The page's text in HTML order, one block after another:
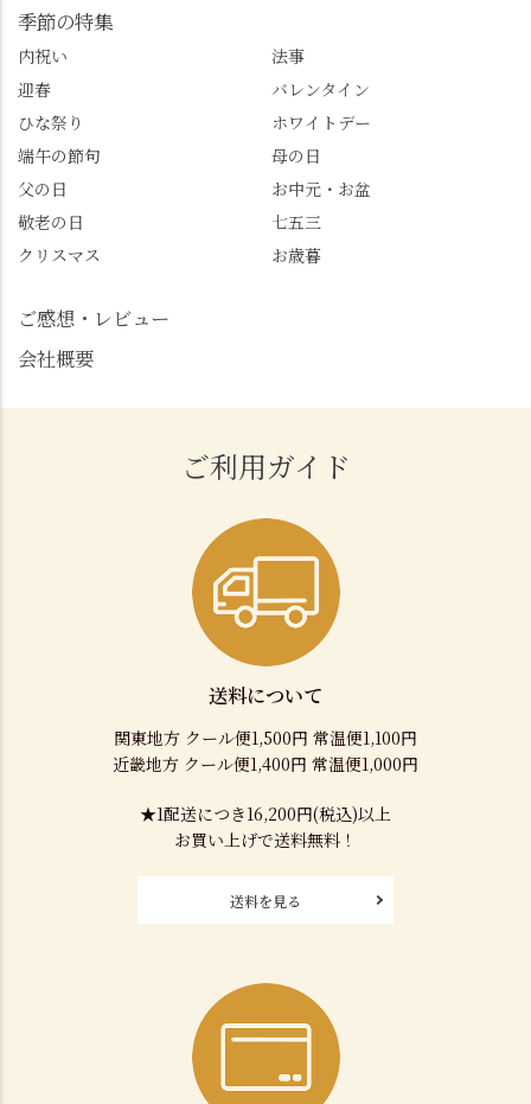
季節の特集
内祝い
法事
迎春
バレンタイン
ひな祭り
ホワイトデー
端午の節句
母の日
父の日
お中元・お盆
敬老の日
七五三
クリスマス
お歳暮
ご感想・レビュー
会社概要
ご利用ガイド
送料について
関東地方 クール便1,500円 常温便1,100円
近畿地方 クール便1,400円 常温便1,000円
★1配送につき16,200円(税込)以上
お買い上げで送料無料！
送料を見る